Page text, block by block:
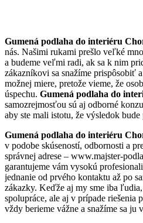
Gumená podlaha do interiéru
nás. Našimi rukami prešlo veľké
a budeme veľmi radi, ak sa k nim
zákazníkovi sa snažíme prispôsobiť
možnej miere, pretože vieme, že
úspechu. Gumená podlaha do
samozrejmosťou sú aj odborné
aby ste mali istotu, že výsledok
Gumená podlaha do interiéru
v podobe skúseností, odbornosti a
správnej adrese – www.majster-
garantujeme vám vysokú
jednanie od prvého kontaktu až po
zákazky. Keďže aj my sme iba
spolupráce, ale aj v prípade riešenia
vždy berieme vážne a snažíme sa